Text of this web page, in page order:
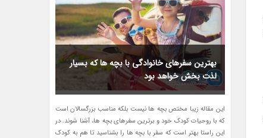
بهترین سفرهای خانوادگی با بچه ها که بسیار
لذت بخش خواهد بود
این مقاله زیبا مختص بچه ها نیست بلکه مناسب بزرگسالان است
که با روحیات کودک خود و برترین سفرهای بچه ها، آشنا شوند. در
این راستا بهتر است که سفر با بچه ها را بشناسید تا هم به کودک